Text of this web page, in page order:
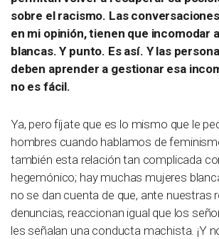
sobre el racismo. Las
en mi opinión, tienen que incomodar
blancas. Y punto. Es así. Y las
deben aprender a gestionar esa
no es fácil.
Ya, pero fíjate que es lo mismo que le
hombres cuando hablamos de
también esta relación tan complicada
hegemónico; hay muchas mujeres
no se dan cuenta de que, ante nuestras
denuncias, reaccionan igual que los
les señalan una conducta machista. ¡Y